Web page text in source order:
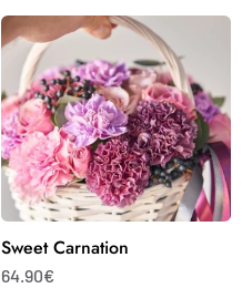
Sweet
Carnation
Sweet Carnation
64.90€